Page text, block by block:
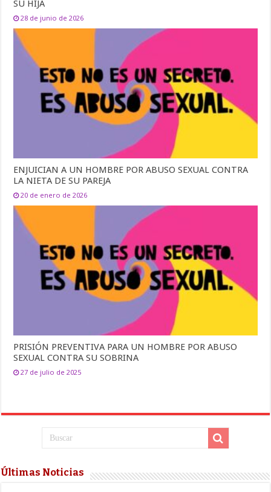
SU HIJA
28 de junio de 2026
ENJUICIAN A UN HOMBRE POR ABUSO SEXUAL CONTRA
LA NIETA DE SU PAREJA
20 de enero de 2026
PRISIÓN PREVENTIVA PARA UN HOMBRE POR ABUSO
SEXUAL CONTRA SU SOBRINA
27 de julio de 2025
Últimas Noticias